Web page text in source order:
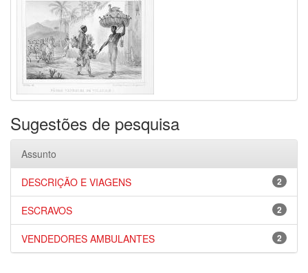
Sugestões de pesquisa
Assunto
2
DESCRIÇÃO E VIAGENS
2
ESCRAVOS
2
VENDEDORES AMBULANTES